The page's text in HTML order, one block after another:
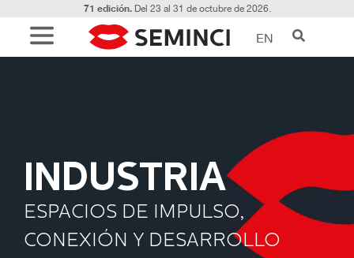
71 edición.Del 23 al 31 de octubre de 2026.
EN
INDUSTRIA
ESPACIOS DE IMPULSO,
CONEXIÓN Y DESARROLLO
Industria